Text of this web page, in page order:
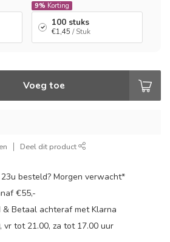
9% Korting
100 stuks
€1,45 / Stuk
Voeg toe
Deel dit product
besteld? Morgen verwacht*
€55,-
& Betaal achteraf met Klarna
vr tot 21.00, za tot 17.00 uur